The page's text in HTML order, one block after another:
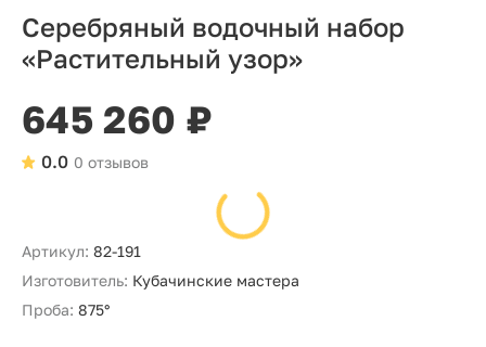
Серебряный водочный набор
«Растительный узор»
645 260 ₽
0 отзывов
0.0
Артикул: 82-191
Изготовитель: Кубачинские мастера
Проба: 875°